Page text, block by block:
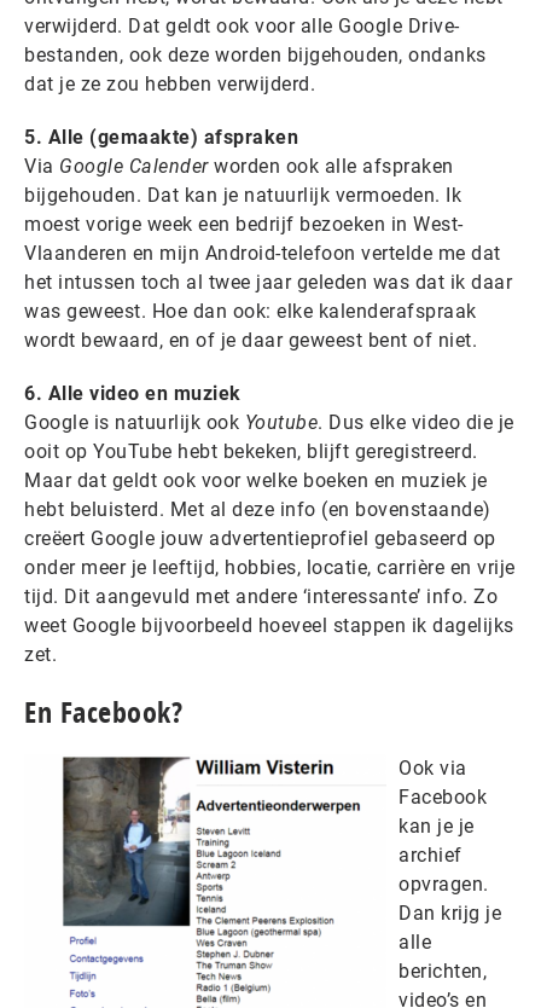
verwijderd. Dat geldt ook voor alle Google Drive-
bestanden, ook deze worden bijgehouden, ondanks
dat je ze zou hebben verwijderd.
5. Alle (gemaakte) afspraken
Via Google Calenderworden ook alle afspraken
bijgehouden. Dat kan je natuurlijk vermoeden. Ik
moest vorige week een bedrijf bezoeken in West-
Vlaanderen en mijn Android-telefoon vertelde me dat
het intussen toch al twee jaar geleden was dat ik daar
was geweest. Hoe dan ook: elke kalenderafspraak
wordt bewaard, en of je daar geweest bent of niet.
6. Alle video en muziek
Google is natuurlijk ook Youtube. Dus elke video die je
ooit op YouTube hebt bekeken, blijft geregistreerd.
Maar dat geldt ook voor welke boeken en muziek je
hebt beluisterd. Met al deze info (en bovenstaande)
creëert Google jouw advertentieprofiel gebaseerd op
onder meer je leeftijd, hobbies, locatie, carrière en vrije
tijd. Dit aangevuld met andere ‘interessante’ info. Zo
weet Google bijvoorbeeld hoeveel stappen ik dagelijks
zet.
En Facebook?
Ook via
Facebook
kan je je
archief
opvragen.
Dan krijg je
alle
berichten,
video’s en